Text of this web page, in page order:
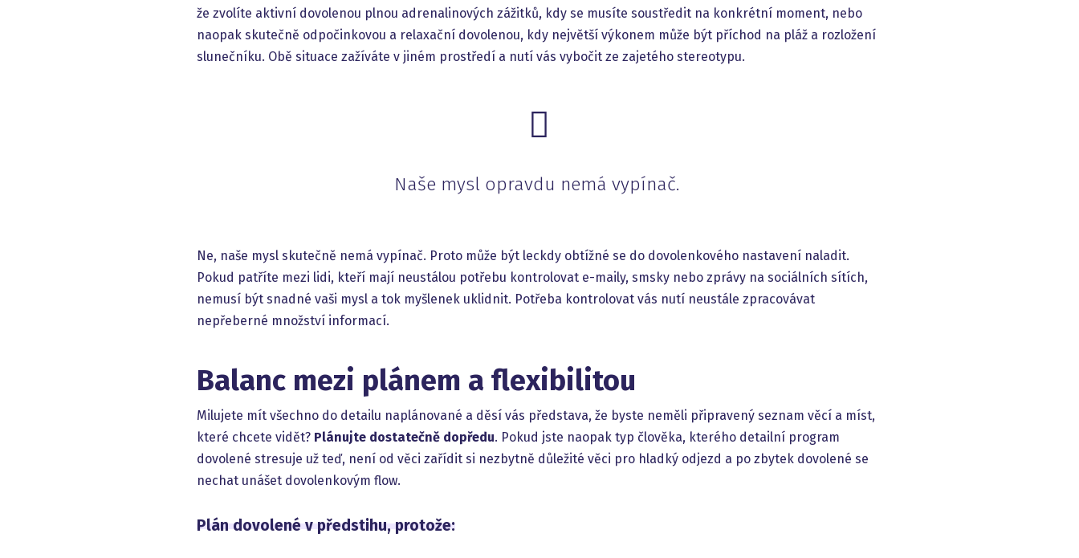
že zvolíte aktivní dovolenou plnou adrenalinových zážitků, kdy se musíte soustředit na konkrétní moment, nebo
naopak skutečně odpočinkovou a relaxační dovolenou, kdy největší výkonem může být příchod na pláž a rozložení
slunečníku. Obě situace zažíváte v jiném prostředí a nutí vás vybočit ze zajetého stereotypu.
Naše mysl opravdu nemá vypínač.
Ne, naše mysl skutečně nemá vypínač. Proto může být leckdy obtížné se do dovolenkového nastavení naladit.
Pokud patříte mezi lidi, kteří mají neustálou potřebu kontrolovat e-maily, smsky nebo zprávy na sociálních sítích,
nemusí být snadné vaši mysl a tok myšlenek uklidnit. Potřeba kontrolovat vás nutí neustále zpracovávat
nepřeberné množství informací.
Balanc mezi plánem a flexibilitou
Milujete mít všechno do detailu naplánované a děsí vás představa, že byste neměli připravený seznam věcí a míst,
které chcete vidět? Plánujte dostatečně dopředu. Pokud jste naopak typ člověka, kterého detailní program
dovolené stresuje už teď, není od věci zařídit si nezbytně důležité věci pro hladký odjezd a po zbytek dovolené se
nechat unášet dovolenkovým flow.
Plán dovolené v předstihu, protože: